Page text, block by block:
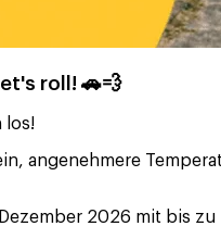
roll! 🚗💨
los!
angenehmere
2026 mit bis zu